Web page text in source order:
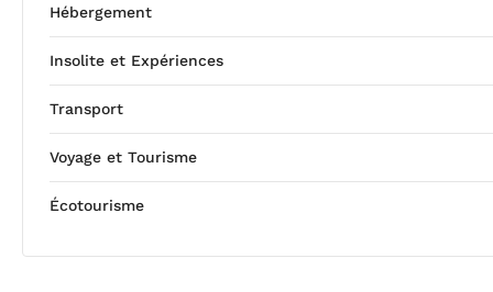
Hébergement
Insolite et Expériences
Transport
Voyage et Tourisme
Écotourisme